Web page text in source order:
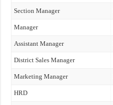
Section Manager
Manager
Assistant Manager
District Sales Manager
Marketing Manager
HRD